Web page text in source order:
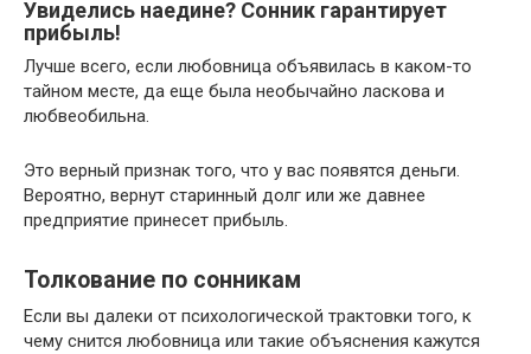
Увиделись наедине? Сонник гарантирует
прибыль!
Лучше всего, если любовница объявилась в каком-то
тайном месте, да еще была необычайно ласкова и
любвеобильна.
Это верный признак того, что у вас появятся деньги.
Вероятно, вернут старинный долг или же давнее
предприятие принесет прибыль.
Толкование по сонникам
Если вы далеки от психологической трактовки того, к
чему снится любовница или такие объяснения кажутся